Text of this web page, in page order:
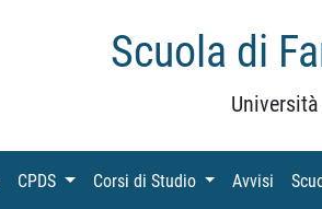
Scuola di
(current)
CPDS (current)Corsi di Studio (current)
Avvisi